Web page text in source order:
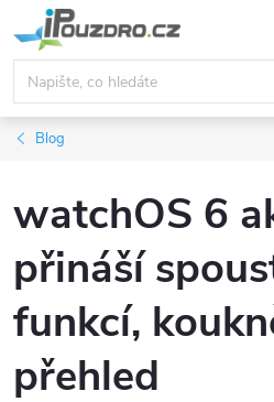
na
obsah
Blog
watchOS 6
přináší
funkcí,
přehled